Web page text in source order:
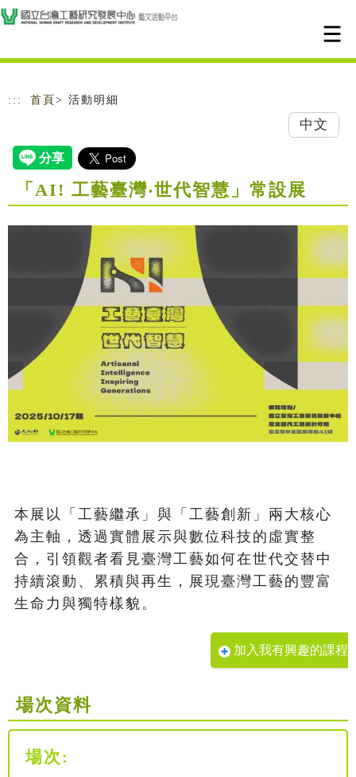
跳到主要內容
網站導覽
::: 首頁 > 活動明細
中文
「AI! 工藝臺灣‧世代智慧」常設展
本展以「工藝繼承」與「工藝創新」兩大核心
為主軸，透過實體展示與數位科技的虛實整
合，引領觀者看見臺灣工藝如何在世代交替中
持續滾動、累積與再生，展現臺灣工藝的豐富
加入我有興趣的課程
場次資料
場次: